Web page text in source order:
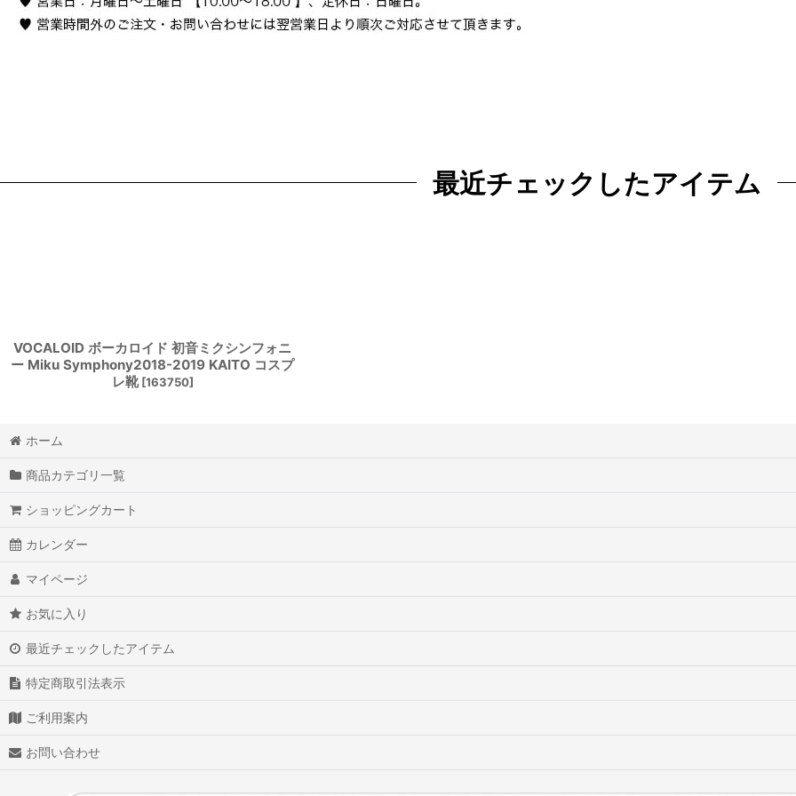
最近チェックしたアイテム
VOCALOID ボーカロイド 初音ミクシンフォニ
ー Miku Symphony2018-2019 KAITO コスプ
レ靴 [163750]
ホーム
商品カテゴリ一覧
ショッピングカート
カレンダー
マイページ
お気に入り
最近チェックしたアイテム
特定商取引法表示
ご利用案内
お問い合わせ